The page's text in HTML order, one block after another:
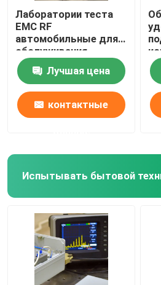
Лаборатории теста
EMC RF
автомобильные для
обслуживания
удостоверения
подлинности
продуктов подвеса
Лучшая цена
контактные
Испытывать бытовой